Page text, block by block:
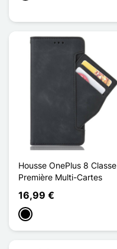
Housse OnePlus 8 Classe
Première Multi-Cartes
16,99 €
Negro